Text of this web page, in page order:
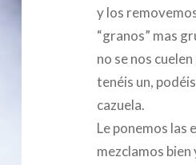
y los
“granos” mas
no se nos
tenéis un,
cazuela.
Le ponemos las
mezclamos bien